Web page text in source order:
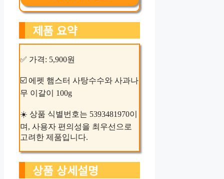
제품 요약
✅ 가격: 5,900원
☑️ 에펫 햄스터 사탕수수와 사과나
무 이갈이 100g
☀️ 상품 식별번호는 5393481970이
며, 사용자 편의성을 최우선으로
고려한 제품입니다.
상품 상세설명